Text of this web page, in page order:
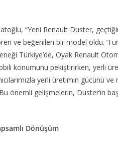
“Yeni Renault Duster,
ve beğenilen bir model oldu.
Türkiye’de, Oyak Renault
konumunu pekiştirirken, yerli
yerli üretimin gücünü ve
önemli gelişmelerin, Duster’ın
Dönüşüm